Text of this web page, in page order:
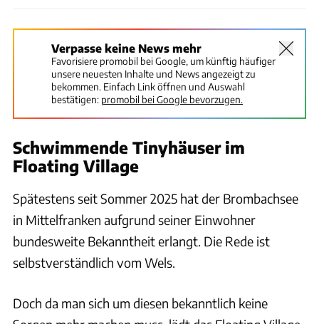
Verpasse keine News mehr
Favorisiere promobil bei Google, um künftig häufiger
unsere neuesten Inhalte und News angezeigt zu
bekommen. Einfach Link öffnen und Auswahl
bestätigen: promobil bei Google bevorzugen.
Schwimmende Tinyhäuser im
Floating Village
Spätestens seit Sommer 2025 hat der Brombachsee
in Mittelfranken aufgrund seiner Einwohner
bundesweite Bekanntheit erlangt. Die Rede ist
selbstverständlich vom Wels.
Doch da man sich um diesen bekanntlich keine